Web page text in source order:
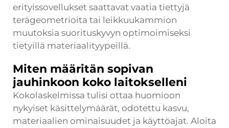
erityissovellukset saattavat vaatia tiettyjä
terägeometrioita tai leikkuukammion
muutoksia suorituskyvyn optimoimiseksi
tietyillä materiaalityypeillä.
Miten määritän sopivan
jauhinkoon koko laitokselleni
Kokolaskelmissa tulisi ottaa huomioon
nykyiset käsittelymäärät, odotettu kasvu,
materiaalien ominaisuudet ja käyttöajat. Aloita